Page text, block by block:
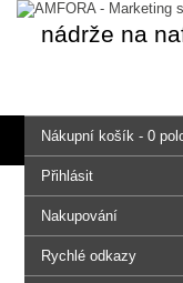
nádrže na
Nákupní košík - 0
Přihlásit
Nakupování
Rychlé odkazy